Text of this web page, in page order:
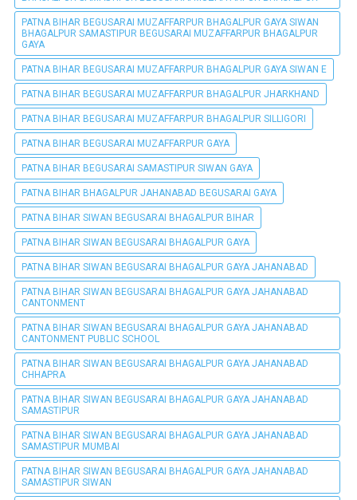
PATNA BIHAR BEGUSARAI MUZAFFARPUR BHAGALPUR GAYA SIWAN
BHAGALPUR SAMASTIPUR BEGUSARAI MUZAFFARPUR BHAGALPUR
GAYA
PATNA BIHAR BEGUSARAI MUZAFFARPUR BHAGALPUR GAYA SIWAN E
PATNA BIHAR BEGUSARAI MUZAFFARPUR BHAGALPUR JHARKHAND
PATNA BIHAR BEGUSARAI MUZAFFARPUR BHAGALPUR SILLIGORI
PATNA BIHAR BEGUSARAI MUZAFFARPUR GAYA
PATNA BIHAR BEGUSARAI SAMASTIPUR SIWAN GAYA
PATNA BIHAR BHAGALPUR JAHANABAD BEGUSARAI GAYA
PATNA BIHAR SIWAN BEGUSARAI BHAGALPUR BIHAR
PATNA BIHAR SIWAN BEGUSARAI BHAGALPUR GAYA
PATNA BIHAR SIWAN BEGUSARAI BHAGALPUR GAYA JAHANABAD
PATNA BIHAR SIWAN BEGUSARAI BHAGALPUR GAYA JAHANABAD
CANTONMENT
PATNA BIHAR SIWAN BEGUSARAI BHAGALPUR GAYA JAHANABAD
CANTONMENT PUBLIC SCHOOL
PATNA BIHAR SIWAN BEGUSARAI BHAGALPUR GAYA JAHANABAD
CHHAPRA
PATNA BIHAR SIWAN BEGUSARAI BHAGALPUR GAYA JAHANABAD
SAMASTIPUR
PATNA BIHAR SIWAN BEGUSARAI BHAGALPUR GAYA JAHANABAD
SAMASTIPUR MUMBAI
PATNA BIHAR SIWAN BEGUSARAI BHAGALPUR GAYA JAHANABAD
SAMASTIPUR SIWAN